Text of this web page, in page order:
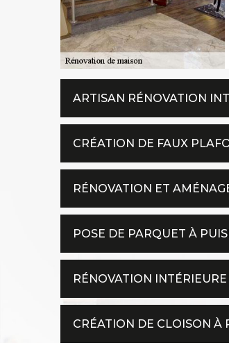
ARTISAN RÉNOVATION
CRÉATION DE FAUX
RÉNOVATION ET
POSE DE PARQUET À
RÉNOVATION
CRÉATION DE CLOISON À